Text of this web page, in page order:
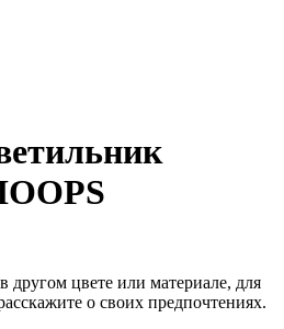
другом цвете или материале, для
о своих предпочтениях.